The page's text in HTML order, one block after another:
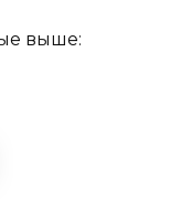
выше: